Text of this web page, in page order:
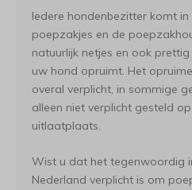
Iedere hondenbezitter komt
poepzakjes en de
natuurlijk netjes en ook
uw hond opruimt. Het
overal verplicht, in sommige
alleen niet verplicht gesteld
uitlaatplaats.
Wist u dat het tegenwoordig
Nederland verplicht is om